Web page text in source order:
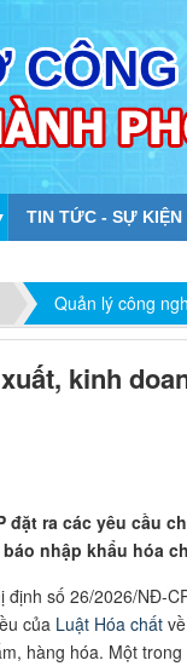
TIN TỨC - SỰ KIỆN
Quản lý công
kinh
đặt ra các yêu cầu
nhập khẩu hóa
số 26/2026/NĐ-
của Luật Hóa chất
hàng hóa. Một